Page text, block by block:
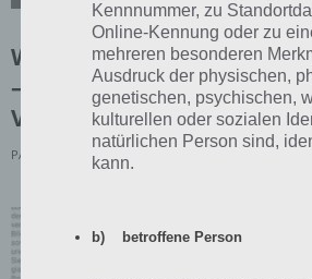
WHATSAPP: BILDER
– BACKUP, SPEICHER,
VOM GERÄT GELÖSCHT
PAUL STELZER -
Android: Rich
– Neue Nachrichten-
Kennnummer, zu
Online-Kennung oder zu
mehreren besonderen
Ausdruck der physischen,
genetischen, psychischen,
kulturellen oder sozialen
natürlichen Person sind,
kann.
b) betroffene Person